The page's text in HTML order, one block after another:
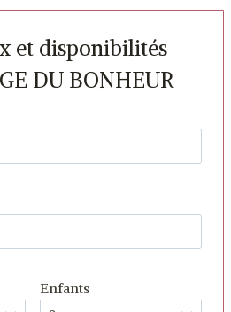
et disponibilités
DU BONHEUR
Enfants